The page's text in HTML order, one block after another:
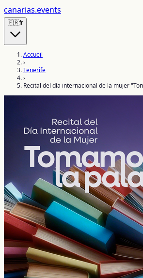
canarias.events
🇫🇷fr
Accueil
›
Tenerife
›
Recital del día internacional de la mujer